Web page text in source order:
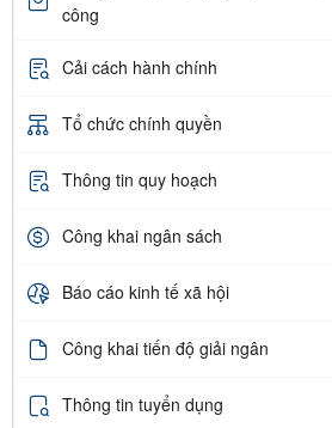
công
Cải cách hành chính
Tổ chức chính quyền
Thông tin quy hoạch
Công khai ngân sách
Báo cáo kinh tế xã hội
Công khai tiến độ giải ngân
Thông tin tuyển dụng